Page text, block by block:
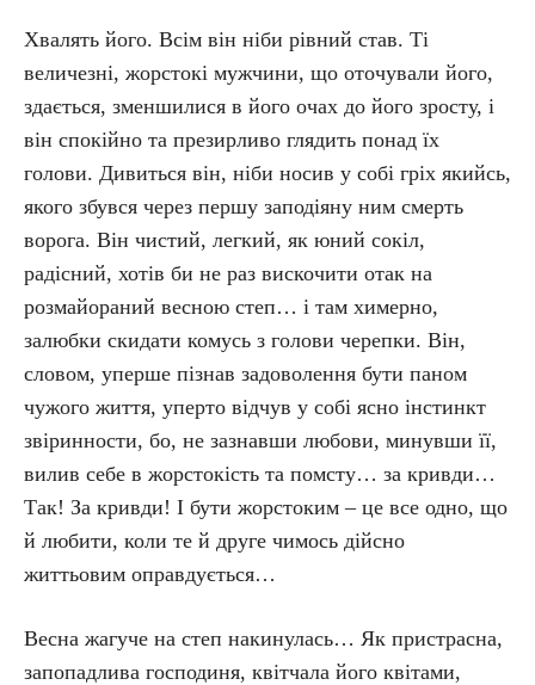
Хвалять його. Всім він ніби рівний став. Ті
величезні, жорстокі мужчини, що оточували його,
здається, зменшилися в його очах до його зросту, і
він спокійно та презирливо глядить понад їх
голови. Дивиться він, ніби носив у собі гріх якийсь,
якого збувся через першу заподіяну ним смерть
ворога. Він чистий, легкий, як юний сокіл,
радісний, хотів би не раз вискочити отак на
розмайораний весною степ… і там химерно,
залюбки скидати комусь з голови черепки. Він,
словом, уперше пізнав задоволення бути паном
чужого життя, уперто відчув у собі ясно інстинкт
звіринности, бо, не зазнавши любови, минувши її,
вилив себе в жорстокість та помсту… за кривди…
Так! За кривди! І бути жорстоким – це все одно, що
й любити, коли те й друге чимось дійсно
життьовим оправдується…
Весна жагуче на степ накинулась… Як пристрасна,
запопадлива господиня, квітчала його квітами,